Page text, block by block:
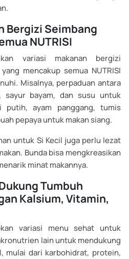
Bergizi Seimbang
NUTRISI
variasi makanan bergizi
mencakup semua NUTRISI
Misalnya, perpaduan antara
sayur bayam, dan susu untuk
putih, ayam panggang, tumis
pepaya untuk makan siang.
untuk Si Kecil juga perlu lezat
Bunda bisa mengkreasikan
minat makannya.
Tumbuh
Kalsium, Vitamin,
variasi menu sehat untuk
lain untuk mendukung
mulai dari karbohidrat, protein,